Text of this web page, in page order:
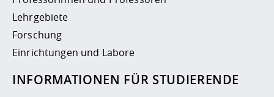
Lehrgebiete
Forschung
Einrichtungen und Labore
INFORMATIONEN FÜR STUDIERENDE